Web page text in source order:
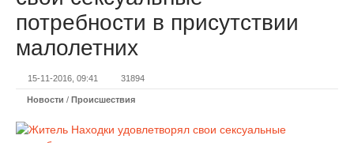
потребности в присутствии
малолетних
15-11-2016, 09:41 31894
Новости / Происшествия